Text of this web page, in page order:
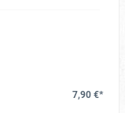
7,90 €*